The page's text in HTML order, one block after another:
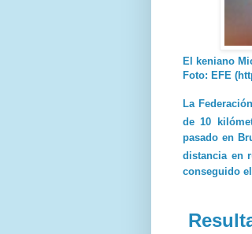
El keniano
Foto: EFE
La
de 10
pasado en
distancia en
conseguido